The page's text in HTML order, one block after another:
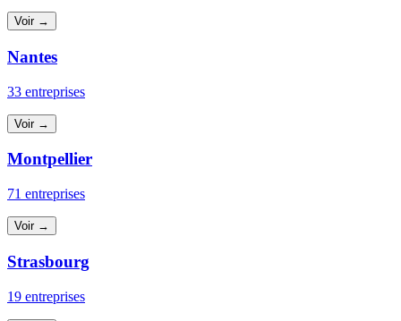
Voir →
Nantes
33 entreprises
Voir →
Montpellier
71 entreprises
Voir →
Strasbourg
19 entreprises